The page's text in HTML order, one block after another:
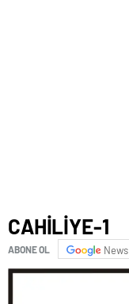
CAHİLİYE-1
ABONE OL News